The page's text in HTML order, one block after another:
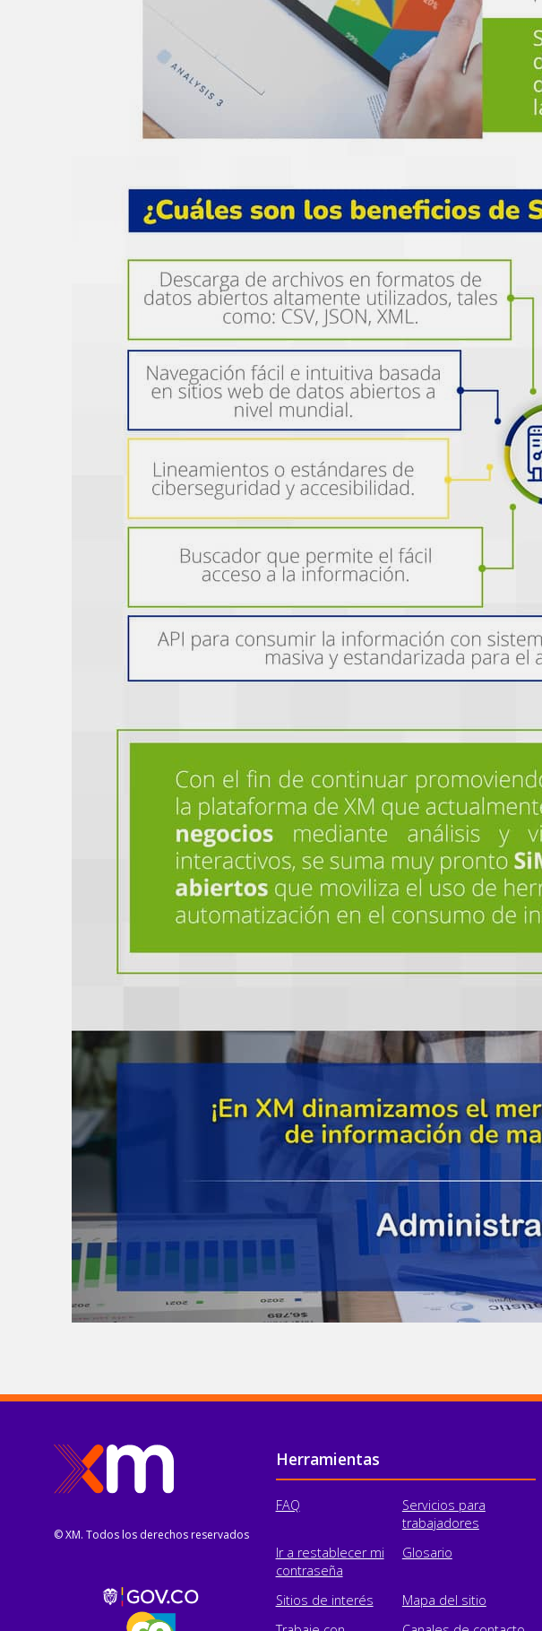
© XM. Todos los derechos reservados
Pie de página
Herramientas
FAQ
Servicios para
trabajadores
Ir a restablecer mi
contraseña
Glosario
Sitios de interés
Mapa del sitio